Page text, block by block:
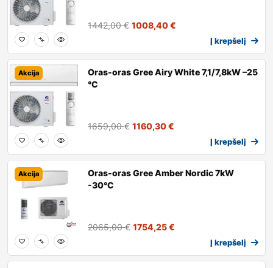
1442,00€ 1008,40€
Į krepšelį
Akcija
Oras-oras Gree Airy White 7,1/7,8kW –25
°C
1659,00€ 1160,30€
Į krepšelį
Akcija
Oras-oras Gree Amber Nordic 7kW
-30°C
2065,00€ 1754,25€
Į krepšelį